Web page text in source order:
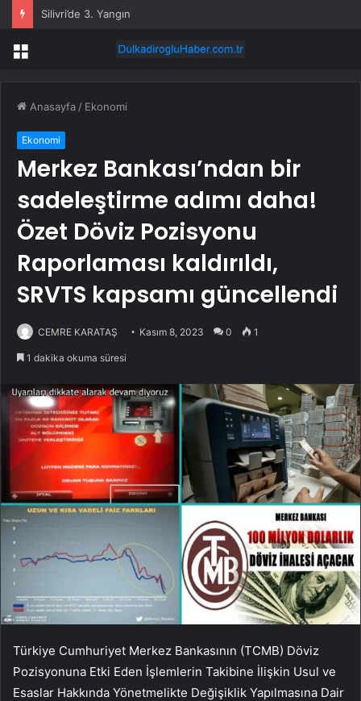
Silivri’de 3. Yangın
Menü
Anasayfa / Ekonomi
Ekonomi
Merkez Bankası’ndan bir
sadeleştirme adımı daha!
Özet Döviz Pozisyonu
Raporlaması kaldırıldı,
SRVTS kapsamı güncellendi
CEMRE KARATAŞ Kasım 8, 2023 0 1
1 dakika okuma süresi
Türkiye Cumhuriyet Merkez Bankasının (TCMB) Döviz
Pozisyonuna Etki Eden İşlemlerin Takibine İlişkin Usul ve
Esaslar Hakkında Yönetmelikte Değişiklik Yapılmasına Dair